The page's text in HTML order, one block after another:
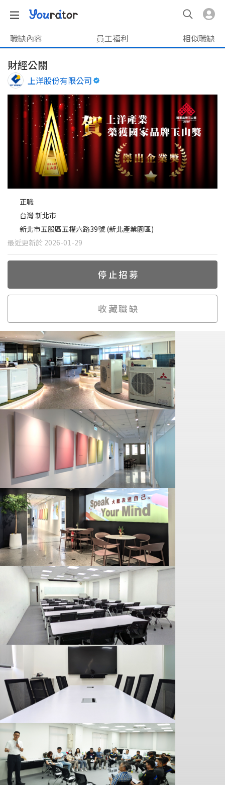
職缺內容 員工福利 相似職缺
財經公關
上洋股份有限公司
正職
台灣 新北市
新北市五股區五權六路39號 (新北產業園區)
最近更新於 2026-01-29
停止招募
收藏職缺